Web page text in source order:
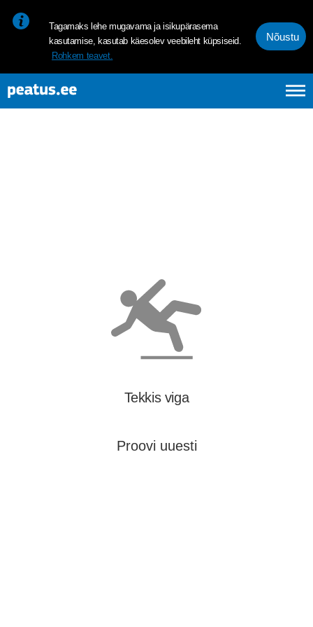
Tagamaks lehe mugavama ja isikupärasema
kasutamise, kasutab käesolev veebileht küpsiseid.
Rohkem teavet.
Nõustu
Tekkis viga
Proovi uuesti